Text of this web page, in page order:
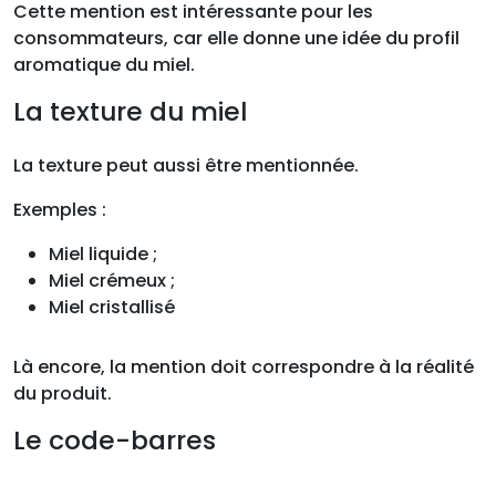
Cette mention est intéressante pour les
consommateurs, car elle donne une idée du profil
aromatique du miel.
La texture du miel
La texture peut aussi être mentionnée.
Exemples :
Miel liquide ;
Miel crémeux ;
Miel cristallisé
Là encore, la mention doit correspondre à la réalité
du produit.
Le code-barres